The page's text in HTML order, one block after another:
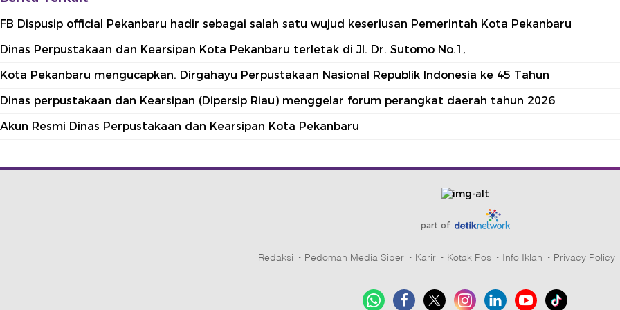
FB Dispusip official Pekanbaru hadir sebagai salah satu wujud keseriusan Pemerintah Kota Pekanbaru
Dinas Perpustakaan dan Kearsipan Kota Pekanbaru terletak di Jl. Dr. Sutomo No.1,
Kota Pekanbaru mengucapkan. Dirgahayu Perpustakaan Nasional Republik Indonesia ke 45 Tahun
Dinas perpustakaan dan Kearsipan (Dipersip Riau) menggelar forum perangkat daerah tahun 2026
Akun Resmi Dinas Perpustakaan dan Kearsipan Kota Pekanbaru
part of
Redaksi Pedoman Media Siber Karir Kotak Pos Info Iklan Privacy Policy